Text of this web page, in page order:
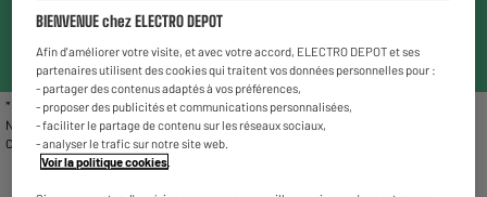
Entrez votre code postal ou ville
* Liste des magasins proposant le gros électroménager reconditionné : Chambéry,
Nîmes, Vitrolles, Fleury Mérogis, Villetaneuse, Valenciennes, Reims La Neuvillette,
Charleville-Mézières et Rivesaltes.
BIENVENUE chez ELECTRO DEPOT
Afin d'améliorer votre visite, et avec votre accord, ELECTRO DEPOT et ses
partenaires utilisent des cookies qui traitent vos données personnelles pour :
- partager des contenus adaptés à vos préférences,
- proposer des publicités et communications personnalisées,
- faciliter le partage de contenu sur les réseaux sociaux,
- analyser le trafic sur notre site web.
Voir la politique cookies